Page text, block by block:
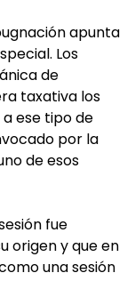
apunta
Los
de
taxativa los
ese tipo de
por la
de esos
fue
origen y que en
una sesión